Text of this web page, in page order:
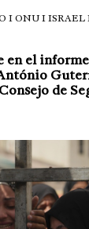
I ONU I ISRAEL
en el
de